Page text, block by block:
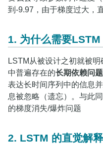
到-9.97，由于梯度过大，
1. 为什么需要LSTM
LSTM从被设计之初就被
中普遍存在的长期依赖问题
表达长时间序列中的信息
息被忽略（遗忘）。与此
的梯度消失/爆炸问题
2. LSTM 的直觉解释